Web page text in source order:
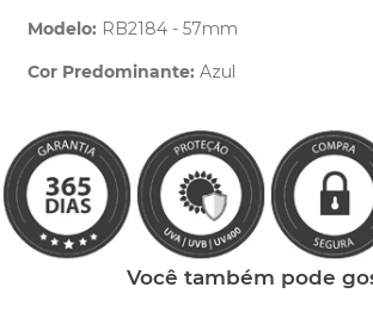
Modelo: RB2184 - 57mm
Cor Predominante: Azul
Você também pode